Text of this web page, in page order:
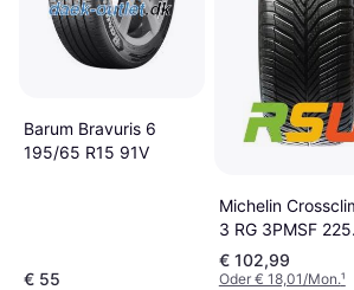
Barum Bravuris 6
195/65 R15 91V
€ 55
Michelin
3 RG 3PMSF 225
45R17 91W Reifen
€ 102,99
Oder € 18,01/Mon.¹